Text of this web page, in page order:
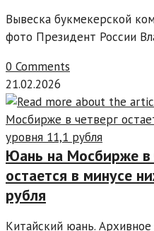
Вывеска букмекерской
фото Президент России
0 Comments
21.02.2026
Юань на Мосбирже в
остается в минусе
рубля
Китайский юань.